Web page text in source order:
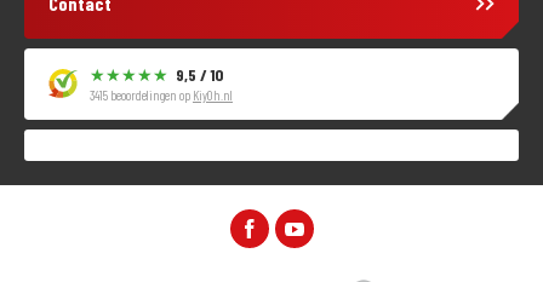
9,5 / 10
3415 beoordelingen op KiyOh.nl